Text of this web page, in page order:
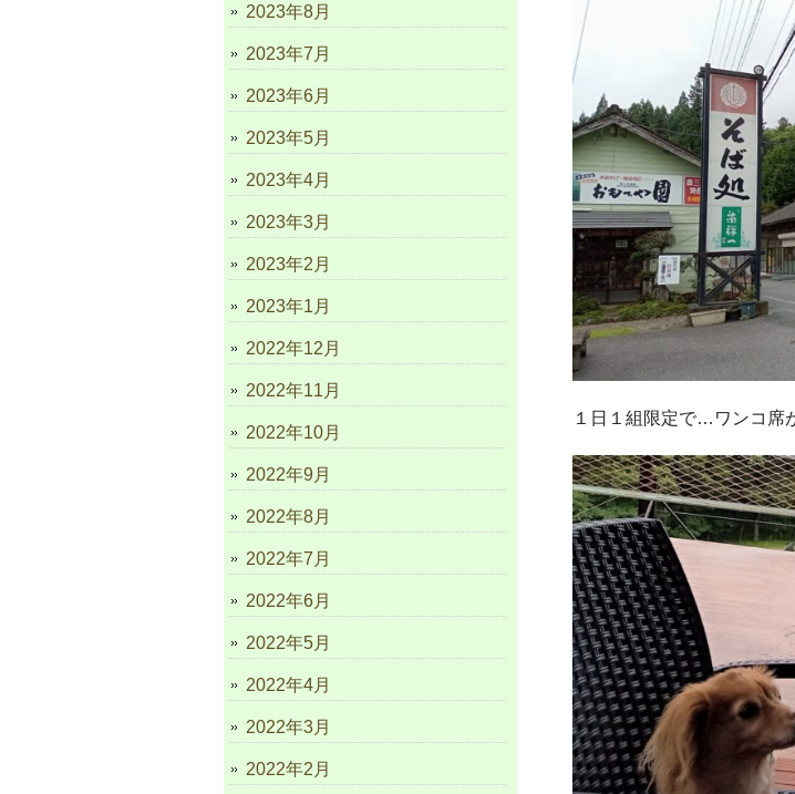
１日１組限定で…ワンコ席
2023年8月
2023年7月
2023年6月
2023年5月
2023年4月
2023年3月
2023年2月
2023年1月
2022年12月
2022年11月
2022年10月
2022年9月
2022年8月
2022年7月
2022年6月
2022年5月
2022年4月
2022年3月
2022年2月